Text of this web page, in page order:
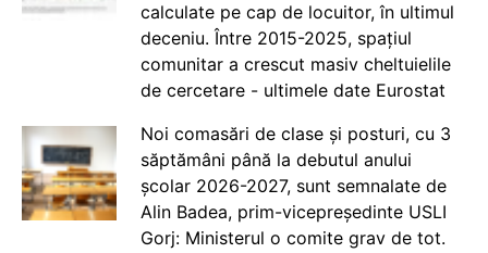
calculate pe cap de locuitor, în ultimul
deceniu. Între 2015-2025, spațiul
comunitar a crescut masiv cheltuielile
de cercetare - ultimele date Eurostat
Noi comasări de clase și posturi, cu 3
săptămâni până la debutul anului
școlar 2026-2027, sunt semnalate de
Alin Badea, prim-vicepreședinte USLI
Gorj: Ministerul o comite grav de tot.